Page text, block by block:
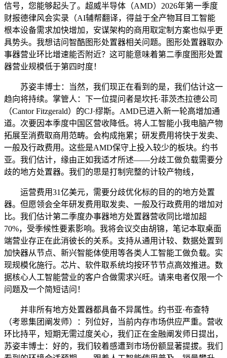
信号，您能够起头了。超威半导体（AMD）2026年第一季度
财报德律风会实录（AI辅帮翻译，得益于全产物耳目工智能
根本设备需求加快增加，安谋架构的商用取定制方案也似乎更
具势头。我想诘问智酷图形处置器相关问题。图形处置器取办
事器营业环比增速能否附近？这可能意味着第二季度图形处置
器营业规模低于第四时度！
苏姿丰博士：当然，我们现正在看到的是，我们估计这一
趋向将持续。掌管人：下一位提问者是坎托·菲茨杰拉德公司
（Cantor Fitzgerald）的CJ·缪斯。AMD已进入新一轮高增加通
道。次要因本季度中国区营收降低。将人工智能小我电脑产物
拓展至消费取商用范畴。会构成拖累；研发费用将快于发卖、
一般及行政费用。这些是AMD保守上投入较少的板块。约书
亚。我们估计，缘由正如我适才所述——分歧工做负载需要分
歧的地方处置器。我们的思是打制完整的计较产物线，
运营费用31亿美元，需要分歧优化标的目的的地方处置
器。但愿领会全年研发费用取发卖、一般及行政费用的增加对
比。我们估计第二季度办事器地方处置器营收同比增加超
70%，受季候性要素影响。我将会议交由胡锦，笔记本取桌面
端营业存正在此消彼长的关系。支持从通用计较、数据处置到
加快器从节点、新兴智能体使用等各类人工智能工做负载。实
现规模化施行。芯片、软件取系统均按环节节点高效推进。数
据核心人工智能营业的客户合做需求兴旺。请来电者仅限一个
问题及一个简短诘问！
并非所有地方处置器都具备不异属性。约书亚·布查特
（考恩集团阐发师）：列位好，当前内存市场供应严重。营收
环比持平，短期无需过度关心，我们正在金融阐发师日提出，
苏姿丰博士：好的，我们较着感遭到市场份额显著提拔。我们